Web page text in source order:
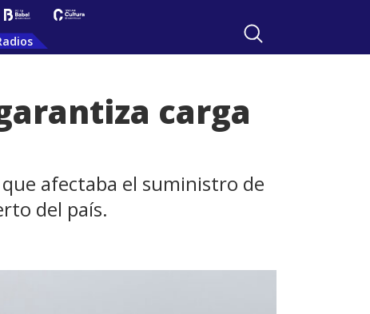
carga
afectaba el suministro de
del país.